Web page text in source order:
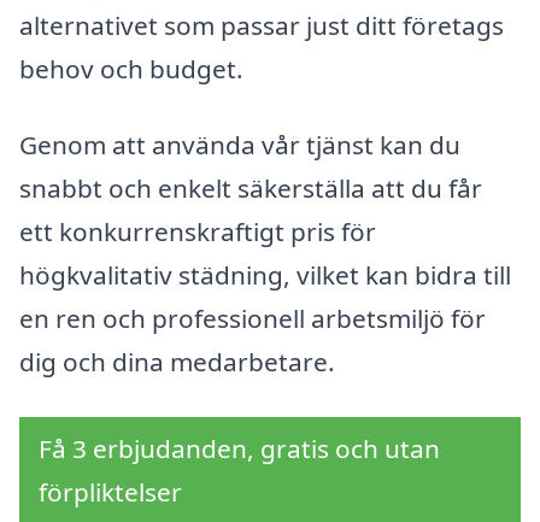
alternativet som passar just ditt företags
behov och budget.
Genom att använda vår tjänst kan du
snabbt och enkelt säkerställa att du får
ett konkurrenskraftigt pris för
högkvalitativ städning, vilket kan bidra till
en ren och professionell arbetsmiljö för
dig och dina medarbetare.
Få 3 erbjudanden, gratis och utan
förpliktelser